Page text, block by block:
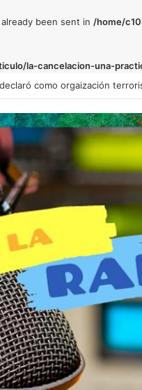
been sent in /home/
la-cancelacion-una-
de Paraguay viaja a Colombia